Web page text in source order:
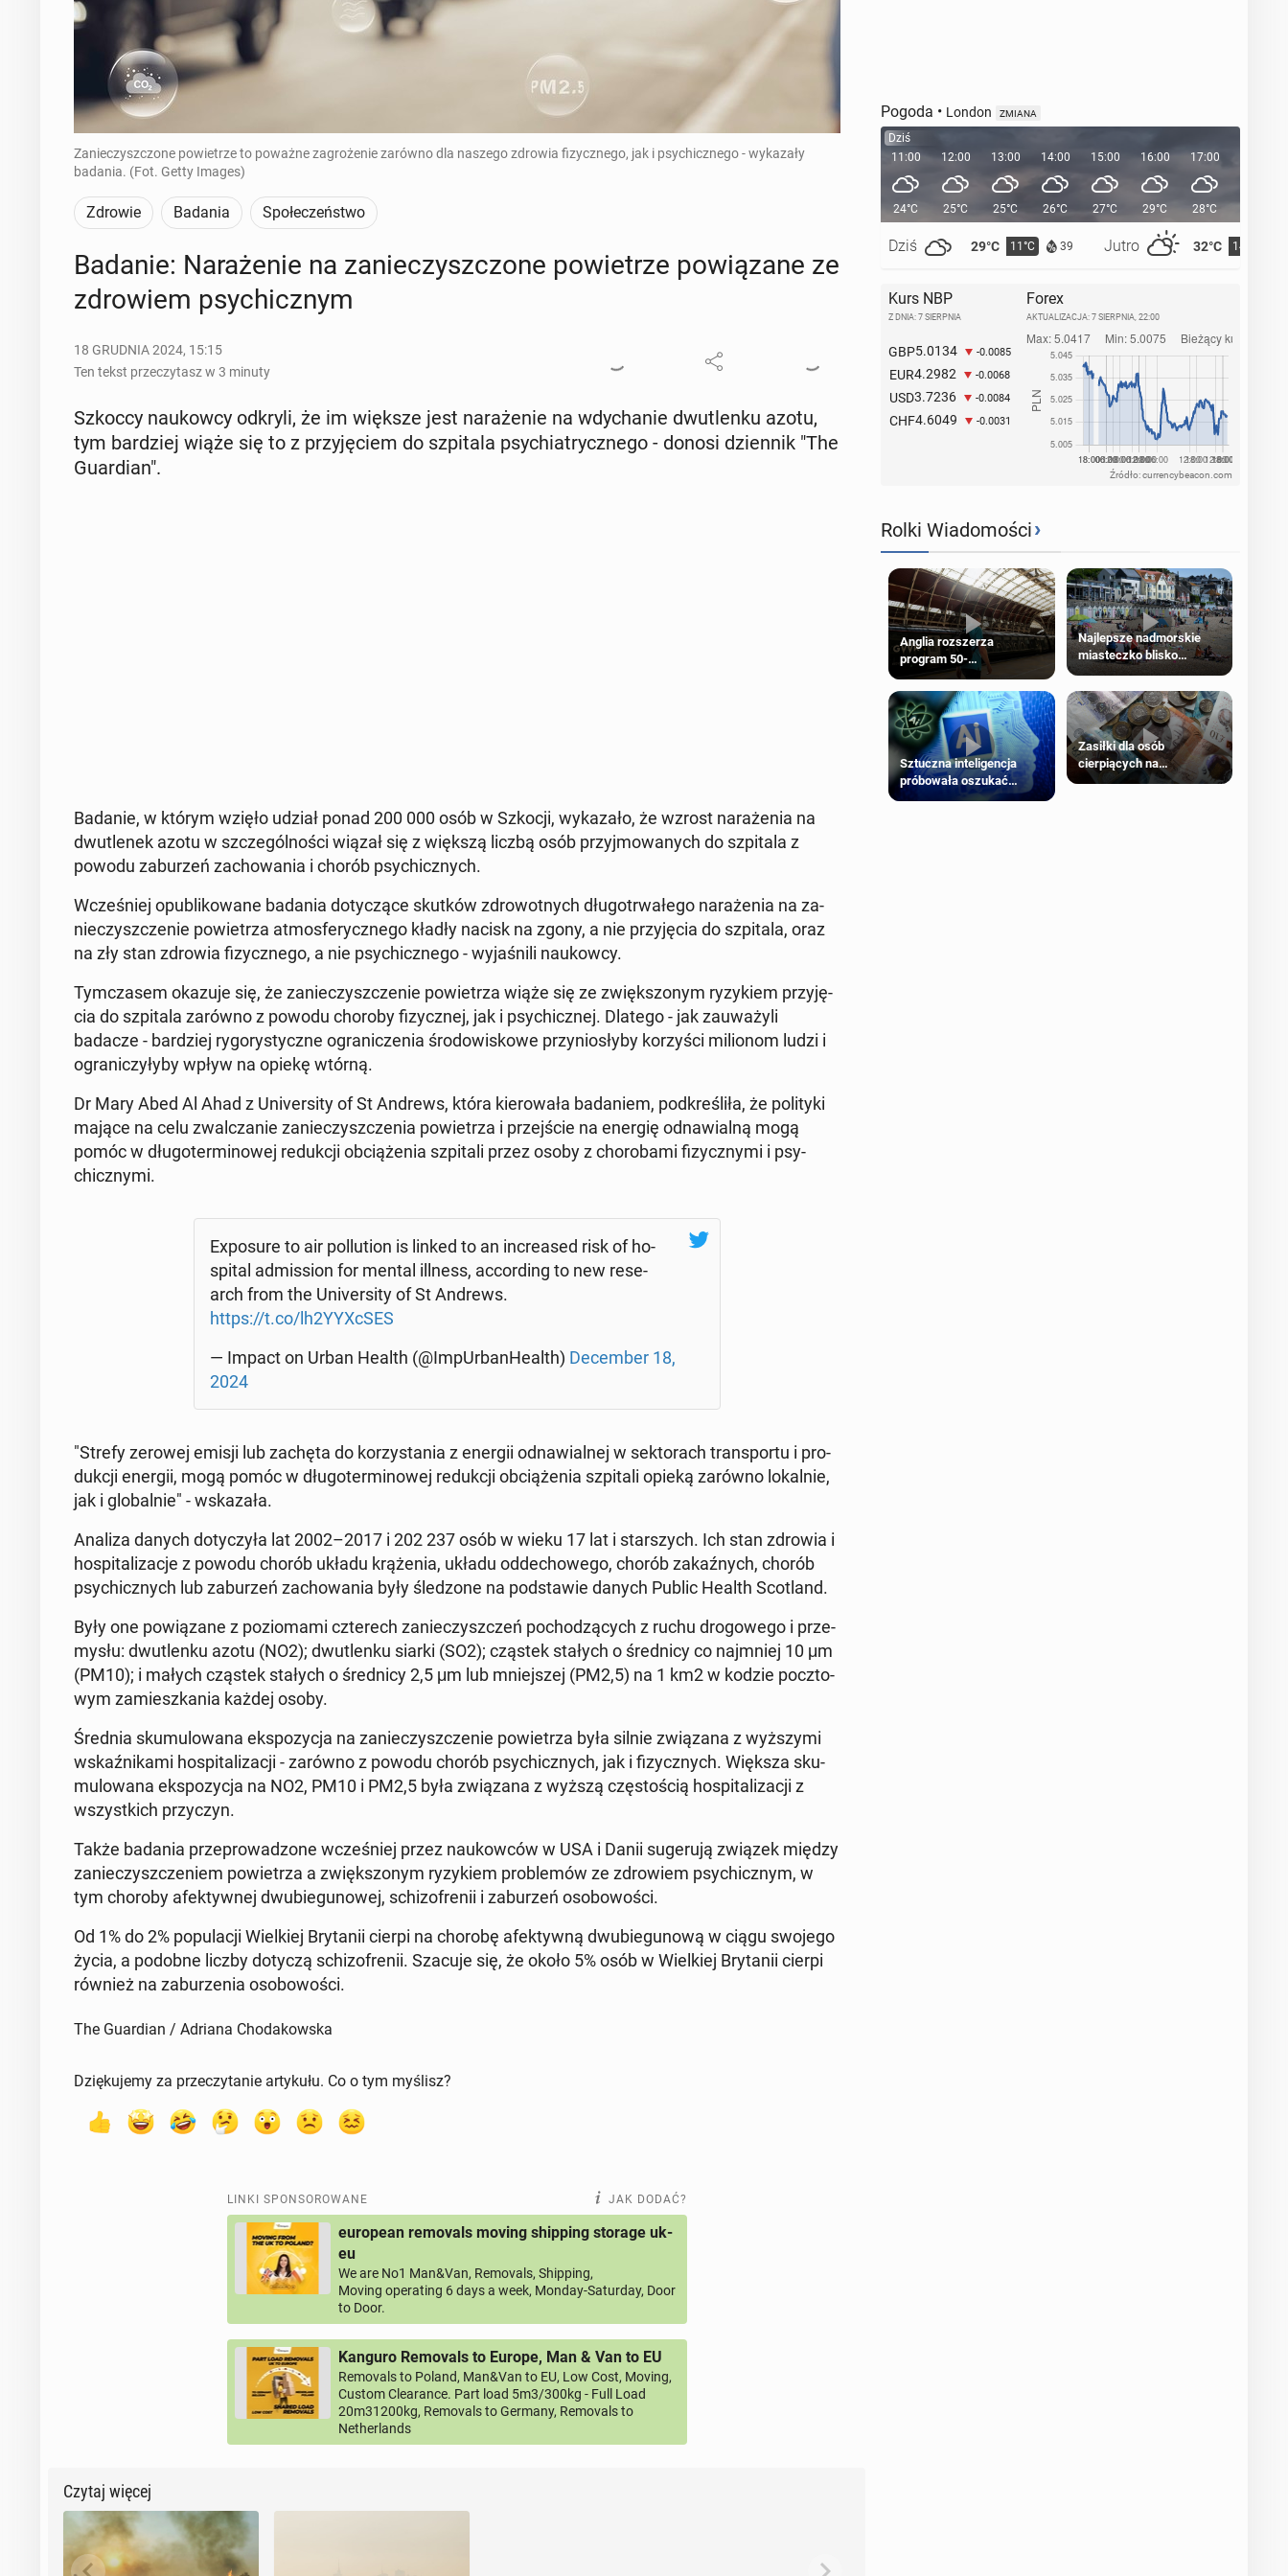
Zanieczyszczone powietrze to poważne zagrożenie zarówno dla naszego zdrowia fizycznego, jak i psychicznego - wykazały
badania. (Fot. Getty Images)
Zdrowie Badania Społeczeństwo
Badanie: Na­ra­że­nie na za­nie­czysz­czo­ne po­wie­trze po­wią­za­ne ze
zdro­wiem psy­chicz­nym
18 GRUDNIA 2024, 15:15
Ten tekst przeczytasz w 3 minuty
Szkoccy na­ukow­cy odkryli, że im większe jest na­ra­że­nie na wdy­cha­nie dwu­tlen­ku azotu,
tym bar­dziej wiąże się to z przy­ję­ciem do szpi­ta­la psy­chia­trycz­ne­go - donosi dzien­nik "The
Gu­ar­dian".
Badanie, w którym wzięło udział ponad 200 000 osób w Szkocji, wy­ka­za­ło, że wzrost na­ra­że­nia na
dwu­tle­nek azotu w szcze­gól­no­ści wiązał się z większą liczbą osób przyj­mo­wa­nych do szpi­ta­la z
powodu za­bu­rzeń za­cho­wa­nia i chorób psy­chicz­nych.
Wcze­śniej opu­bli­ko­wa­ne badania do­ty­czą­ce skutków zdro­wot­nych dłu­go­trwa­łe­go na­ra­że­nia na za­
nie­czysz­cze­nie po­wie­trza at­mos­fe­rycz­ne­go kładły nacisk na zgony, a nie przy­ję­cia do szpi­ta­la, oraz
na zły stan zdrowia fi­zycz­ne­go, a nie psy­chicz­ne­go - wy­ja­śni­li na­ukow­cy.
Tym­cza­sem okazuje się, że za­nie­czysz­cze­nie po­wie­trza wiąże się ze zwięk­szo­nym ry­zy­kiem przy­ję­
cia do szpi­ta­la zarówno z powodu choroby fi­zycz­nej, jak i psy­chicz­nej. Dlatego - jak za­uwa­ży­li
badacze - bar­dziej ry­go­ry­stycz­ne ogra­ni­cze­nia śro­do­wi­sko­we przy­nio­sły­by ko­rzy­ści mi­lio­nom ludzi i
ogra­ni­czy­ły­by wpływ na opiekę wtórną.
Dr Mary Abed Al Ahad z Uni­ver­si­ty of St Andrews, która kie­ro­wa­ła ba­da­niem, pod­kre­śli­ła, że ​​po­li­ty­ki
mające na celu zwal­cza­nie za­nie­czysz­cze­nia po­wie­trza i przej­ście na energię od­na­wial­ną mogą
pomóc w dłu­go­ter­mi­no­wej re­duk­cji ob­cią­że­nia szpi­ta­li przez osoby z cho­ro­ba­mi fi­zycz­ny­mi i psy­
chicz­ny­mi.
Expo­su­re to air pol­lu­tion is linked to an in­cre­ased risk of ho­
spi­tal ad­mis­sion for mental illness, ac­cor­ding to new re­se­
arch from the Uni­ver­si­ty of St Andrews.
https://t.co/lh2YYXcSES
— Impact on Urban Health (@Im­pUr­ban­He­alth) De­cem­ber 18,
2024
"Strefy zerowej emisji lub zachęta do ko­rzy­sta­nia z energii od­na­wial­nej w sek­to­rach trans­por­tu i pro­
duk­cji energii, mogą pomóc w dłu­go­ter­mi­no­wej re­duk­cji ob­cią­że­nia szpi­ta­li opieką zarówno lo­kal­nie,
jak i glo­bal­nie" - wska­za­ła.
Analiza danych do­ty­czy­ła lat 2002–2017 i 202 237 osób w wieku 17 lat i star­szych. Ich stan zdrowia i
ho­spi­ta­li­za­cje z powodu chorób układu krą­że­nia, układu od­de­cho­we­go, chorób za­kaź­nych, chorób
psy­chicz­nych lub za­bu­rzeń za­cho­wa­nia były śle­dzo­ne na pod­sta­wie danych Public Health Sco­tland.
Były one po­wią­za­ne z po­zio­ma­mi czte­rech za­nie­czysz­czeń po­cho­dzą­cych z ruchu dro­go­we­go i prze­
my­słu: dwu­tlen­ku azotu (NO2); dwu­tlen­ku siarki (SO2); cząstek stałych o śred­ni­cy co naj­mniej 10 μm
(PM10); i małych cząstek stałych o śred­ni­cy 2,5 μm lub mniej­szej (PM2,5) na 1 km2 w kodzie pocz­to­
wym za­miesz­ka­nia każdej osoby.
Średnia sku­mu­lo­wa­na eks­po­zy­cja na za­nie­czysz­cze­nie po­wie­trza była silnie zwią­za­na z wyż­szy­mi
wskaź­ni­ka­mi ho­spi­ta­li­za­cji - zarówno z powodu chorób psy­chicz­nych, jak i fi­zycz­nych. Większa sku­
mu­lo­wa­na eks­po­zy­cja na NO2, PM10 i PM2,5 była zwią­za­na z wyższą czę­sto­ścią ho­spi­ta­li­za­cji z
wszyst­kich przy­czyn.
Także badania prze­pro­wa­dzo­ne wcze­śniej przez na­ukow­ców w USA i Danii su­ge­ru­ją związek między
za­nie­czysz­cze­niem po­wie­trza a zwięk­szo­nym ry­zy­kiem pro­ble­mów ze zdro­wiem psy­chicz­nym, w
tym choroby afek­tyw­nej dwu­bie­gu­no­wej, schi­zo­fre­nii i za­bu­rzeń oso­bo­wo­ści.
Od 1% do 2% po­pu­la­cji Wiel­kiej Bry­ta­nii cierpi na chorobę afek­tyw­ną dwu­bie­gu­no­wą w ciągu swojego
życia, a podobne liczby dotyczą schi­zo­fre­nii. Szacuje się, że około 5% osób w Wiel­kiej Bry­ta­nii cierpi
również na za­bu­rze­nia oso­bo­wo­ści.
The Guardian / Adriana Chodakowska
Dziękujemy za przeczytanie artykułu. Co o tym myślisz?
LINKI SPONSOROWANE JAK DODAĆ?
european removals moving shipping storage uk-
eu
We are No1 Man&Van, Removals, Shipping,
Moving operating 6 days a week, Monday-Saturday, Door
to Door.
Kanguro Removals to Europe, Man & Van to EU
Removals to Poland, Man&Van to EU, Low Cost, Moving,
Custom Clearance. Part load 5m3/300kg - Full Load
20m31200kg, Removals to Germany, Removals to
Netherlands
Czytaj więcej
Pogoda • London ZMIANA
Dziś
11:00
24°C
Dziś 29°C 11°C 39 Jutro 32°C 14°C
12:00
25°C
13:00
25°C
14:00
26°C
15:00
27°C
16:00
29°C
17:00
28°C
Kurs NBP
Z DNIA: 7 SIERPNIA
GBP5.0134 -0.0085
EUR4.2982 -0.0068
USD3.7236 -0.0084
CHF4.6049 -0.0031
Forex
AKTUALIZACJA: 7 SIERPNIA, 22:00
Źródło: currencybeacon.com
Rolki Wiadomości›
Anglia rozszerza
program 50-
procentowych zniżek
kolejowych na 18-latków
Najlepsze nadmorskie
miasteczko blisko
Londynu
Sztuczna inteligencja
próbowała oszukać
człowieka
Zasiłki dla osób
cierpiących na
schorzenia psychiczne